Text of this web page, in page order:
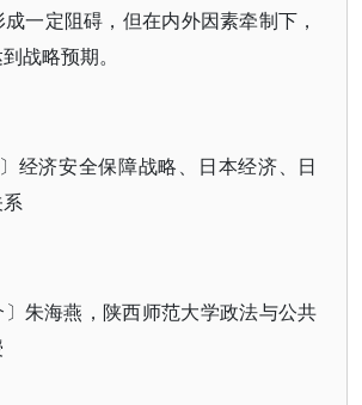
一定阻碍，但在内外因素牵制下，
战略预期。
〕经济安全保障战略、日本经济、日
〕朱海燕，陕西师范大学政法与公共